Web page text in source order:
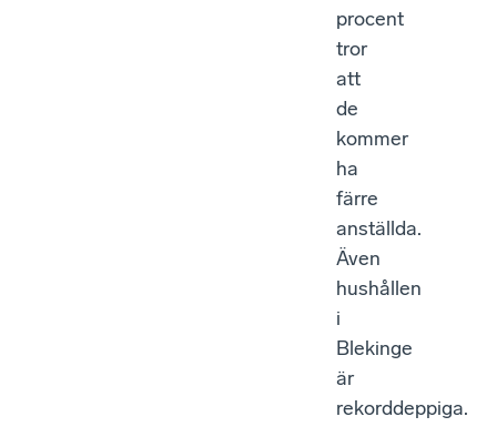
procent
tror
att
de
kommer
ha
färre
anställda.
Även
hushållen
i
Blekinge
är
rekorddeppiga.